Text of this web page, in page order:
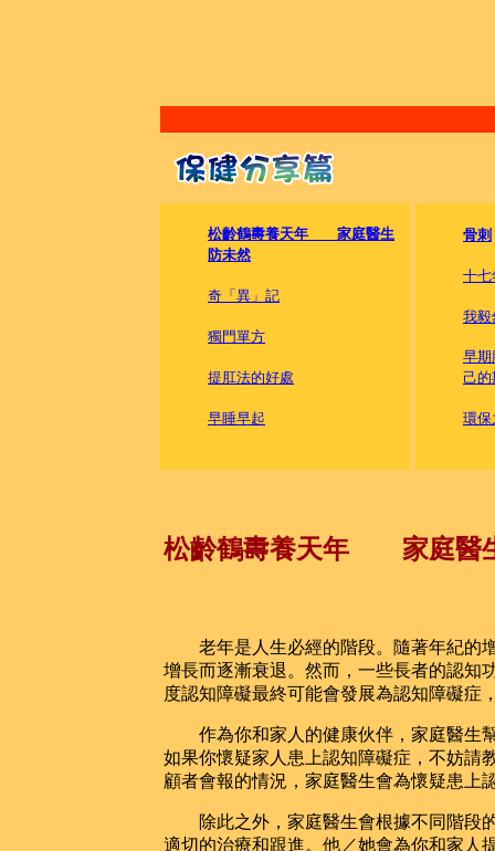
松齡鶴夀養天年 家庭醫生
防未然
奇「異」記
獨門單方
提肛法的好處
早睡早起
骨刺
十七
我毅
早期
己的
環保
松齡鶴夀養天年 家庭醫
老年是人生必經的階段。隨著年紀的增
增長而逐漸衰退。然而，一些長者的認知
度認知障礙最終可能會發展為認知障礙症
作為你和家人的健康伙伴，家庭醫生幫
如果你懷疑家人患上認知障礙症，不妨請
顧者會報的情況，家庭醫生會為懷疑患上
除此之外，家庭醫生會根據不同階段的
適切的治療和跟進。他／她會為你和家人